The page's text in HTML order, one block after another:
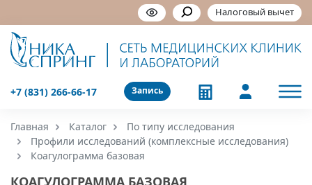
Налоговый вычет
Запись
+7 (831) 266-66-17
Главная Каталог
По типу исследования
Профили исследований (комплексные исследования)
Коагулограмма базовая
КОАГУЛОГРАММА БАЗОВАЯ